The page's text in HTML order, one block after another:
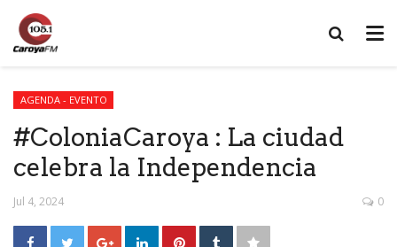
AGENDA - EVENTO
#ColoniaCaroya : La ciudad
celebra la Independencia
Jul 4, 2024 0